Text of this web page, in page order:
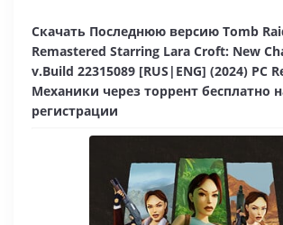
Скачать Последнюю версию Tomb
Remastered Starring Lara Croft: New
v.Build 22315089 [RUS|ENG] (2024) PC
Механики через торрент бесплатно
регистрации